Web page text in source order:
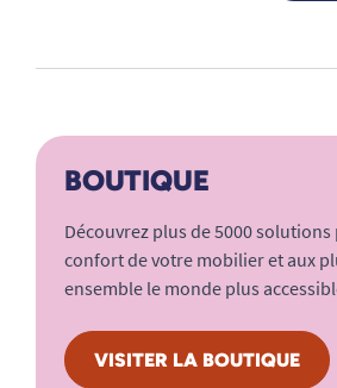
BOUTIQUE
Découvrez plus de 5000
confort de votre mobilier et aux
ensemble le monde plus
VISITER LA BOUTIQUE